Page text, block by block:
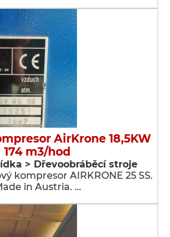
AirKrone 18,5KW
174 m3/hod
> Dřevoobráběcí stroje
kompresor AIRKRONE 25 SS.
in Austria. …